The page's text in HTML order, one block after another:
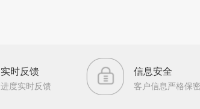
实时反馈
进度实时反馈
信息安全
客户信息严格保